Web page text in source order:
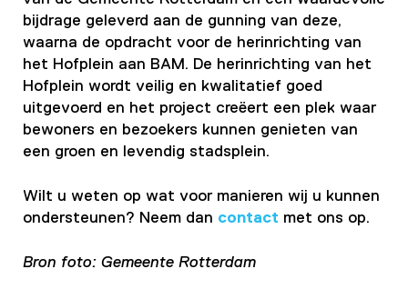
bijdrage geleverd aan de gunning van deze,
waarna de opdracht voor de herinrichting van
het Hofplein aan BAM . De herinrichting van het
Hofplein wordt veilig en kwalitatief goed
uitgevoerd en het project creëert een plek waar
bewoners en bezoekers kunnen genieten van
een groen en levendig stadsplein.
Wilt u weten op wat voor manieren wij u kunnen
ondersteunen? Neem dan contact met ons op.
Bron foto: Gemeente Rotterdam